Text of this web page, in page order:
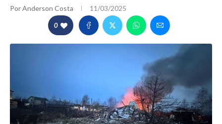
PorAnderson Costa 11/03/2025
0